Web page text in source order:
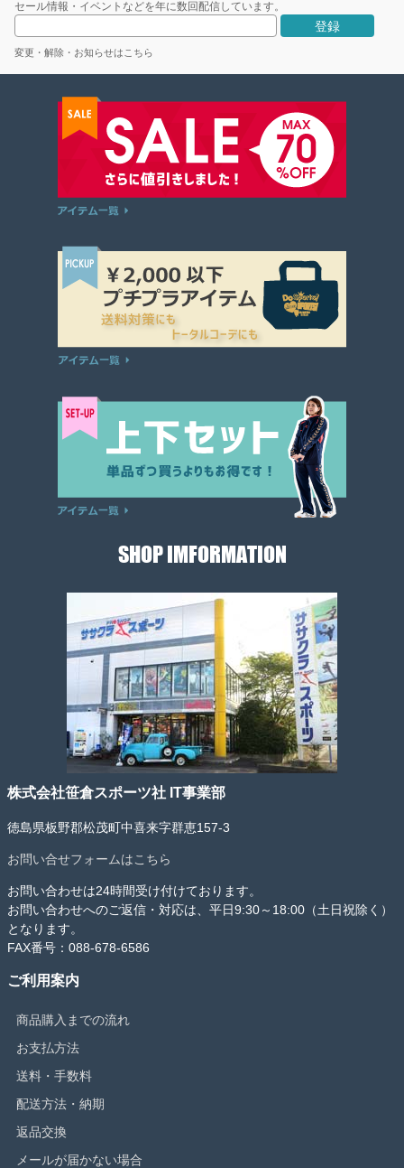
セール情報・イベントなどを年に数回配信しています。
変更・解除・お知らせはこちら
SHOP IMFORMATION
株式会社笹倉スポーツ社 IT事業部
徳島県板野郡松茂町中喜来字群恵157-3
お問い合せフォームはこちら
お問い合わせは24時間受け付けております。
お問い合わせへのご返信・対応は、平日9:30～18:00（土日祝除く）
となります。
FAX番号：088-678-6586
ご利用案内
商品購入までの流れ
お支払方法
送料・手数料
配送方法・納期
返品交換
メールが届かない場合